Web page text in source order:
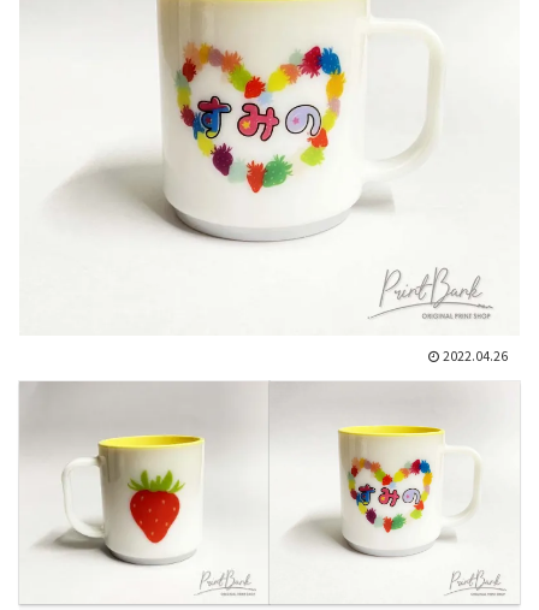
2022.04.26